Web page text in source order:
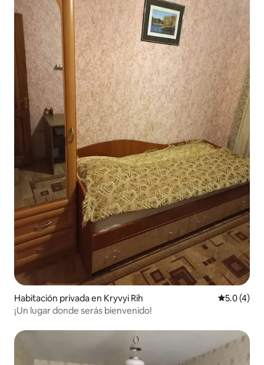
Habitación privada en Kryvyi Rih
5.0 (4)
¡Un lugar donde serás bienvenido!